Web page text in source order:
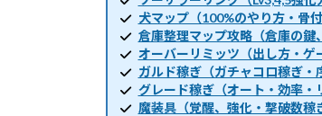
犬マップ（100%のやり方・骨
倉庫整理マップ攻略（倉庫の鍵
オーバーリミッツ（出し方・ゲ
ガルド稼ぎ（ガチャコロ稼ぎ・
グレード稼ぎ（オート・効率・
魔装具（覚醒、強化・撃破数稼